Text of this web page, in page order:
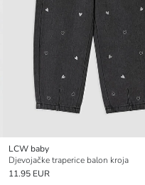
LCW baby
Djevojačke traperice balon kroja
11.95 EUR